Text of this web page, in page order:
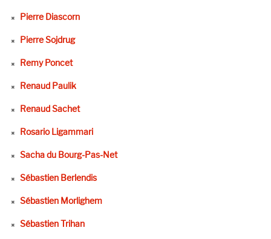
Pierre Diascorn
Pierre Sojdrug
Remy Poncet
Renaud Paulik
Renaud Sachet
Rosario Ligammari
Sacha du Bourg-Pas-Net
Sébastien Berlendis
Sébastien Morlighem
Sébastien Trihan